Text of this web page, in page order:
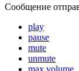
Сообщение
play
pause
mute
unmute
max volume